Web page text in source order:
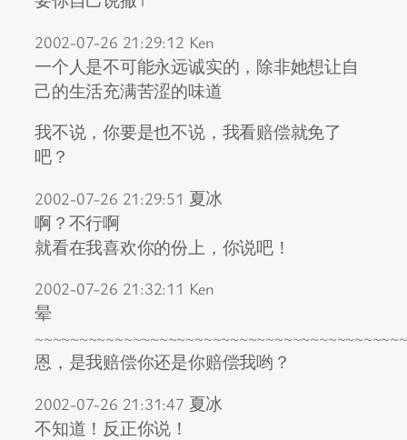
2002-07-26 21:29:12 Ken
一个人是不可能永远诚实的，除非她想让自
己的生活充满苦涩的味道
我不说，你要是也不说，我看赔偿就免了
吧？
2002-07-26 21:29:51 夏冰
啊？不行啊
就看在我喜欢你的份上，你说吧！
2002-07-26 21:32:11 Ken
晕
恩，是我赔偿你还是你赔偿我哟？
2002-07-26 21:31:47 夏冰
不知道！反正你说！